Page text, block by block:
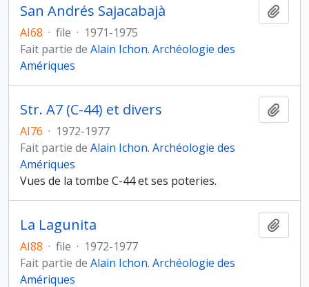
San Andrés Sajacabajà
AI68 · file · 1971-1975
Fait partie de Alain Ichon. Archéologie des
Amériques
Str. A7 (C-44) et divers
AI76 · 1972-1977
Fait partie de Alain Ichon. Archéologie des
Amériques
Vues de la tombe C-44 et ses poteries.
La Lagunita
AI88 · file · 1972-1977
Fait partie de Alain Ichon. Archéologie des
Amériques